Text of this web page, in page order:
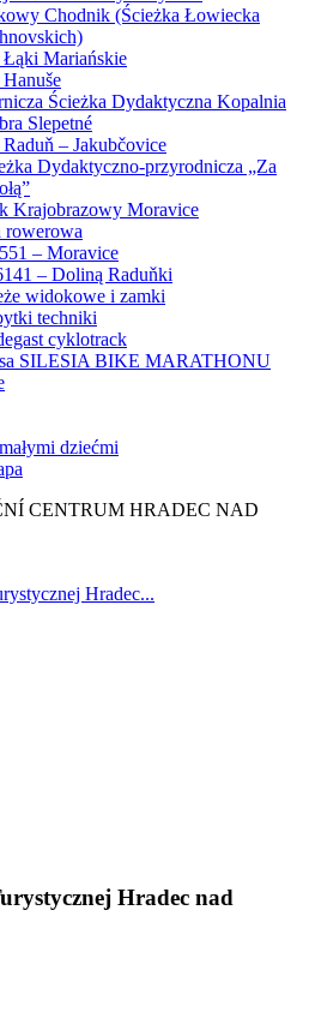
Chodnik (Ścieżka Łowiecka
Łąki Mariańskie
Ścieżka Dydaktyczna Kopalnia
Slepetné
– Jakubčovice
Dydaktyczno-przyrodnicza „Za
Krajobrazowy Moravice
rowerowa
– Moravice
– Doliną Raduňki
widokowe i zamki
techniki
cyklotrack
SILESIA BIKE MARATHONU
dziećmi
CENTRUM HRADEC NAD
Hradec...
Hradec nad